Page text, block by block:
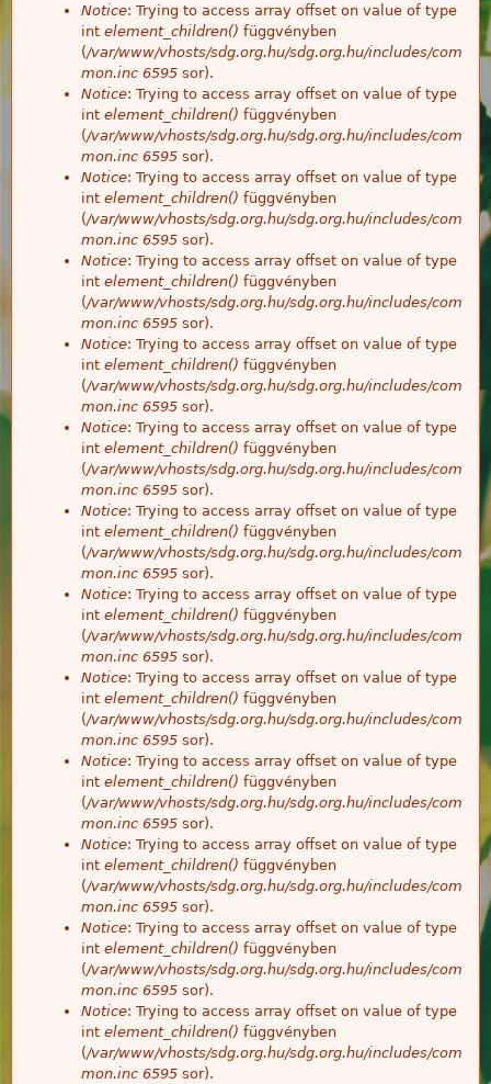
Notice: Trying to access array offset on value of type
int element_children() függvényben
(/var/www/vhosts/sdg.org.hu/sdg.org.hu/includes/com
mon.inc 6595 sor).
Notice: Trying to access array offset on value of type
int element_children() függvényben
(/var/www/vhosts/sdg.org.hu/sdg.org.hu/includes/com
mon.inc 6595 sor).
Notice: Trying to access array offset on value of type
int element_children() függvényben
(/var/www/vhosts/sdg.org.hu/sdg.org.hu/includes/com
mon.inc 6595 sor).
Notice: Trying to access array offset on value of type
int element_children() függvényben
(/var/www/vhosts/sdg.org.hu/sdg.org.hu/includes/com
mon.inc 6595 sor).
Notice: Trying to access array offset on value of type
int element_children() függvényben
(/var/www/vhosts/sdg.org.hu/sdg.org.hu/includes/com
mon.inc 6595 sor).
Notice: Trying to access array offset on value of type
int element_children() függvényben
(/var/www/vhosts/sdg.org.hu/sdg.org.hu/includes/com
mon.inc 6595 sor).
Notice: Trying to access array offset on value of type
int element_children() függvényben
(/var/www/vhosts/sdg.org.hu/sdg.org.hu/includes/com
mon.inc 6595 sor).
Notice: Trying to access array offset on value of type
int element_children() függvényben
(/var/www/vhosts/sdg.org.hu/sdg.org.hu/includes/com
mon.inc 6595 sor).
Notice: Trying to access array offset on value of type
int element_children() függvényben
(/var/www/vhosts/sdg.org.hu/sdg.org.hu/includes/com
mon.inc 6595 sor).
Notice: Trying to access array offset on value of type
int element_children() függvényben
(/var/www/vhosts/sdg.org.hu/sdg.org.hu/includes/com
mon.inc 6595 sor).
Notice: Trying to access array offset on value of type
int element_children() függvényben
(/var/www/vhosts/sdg.org.hu/sdg.org.hu/includes/com
mon.inc 6595 sor).
Notice: Trying to access array offset on value of type
int element_children() függvényben
(/var/www/vhosts/sdg.org.hu/sdg.org.hu/includes/com
mon.inc 6595 sor).
Notice: Trying to access array offset on value of type
int element_children() függvényben
(/var/www/vhosts/sdg.org.hu/sdg.org.hu/includes/com
mon.inc 6595 sor).